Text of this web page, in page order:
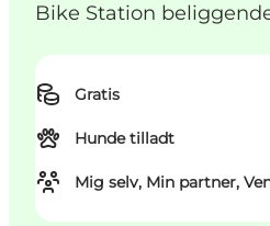
Bike Station
Gratis
Hunde tilladt
Mig selv, Min partner,